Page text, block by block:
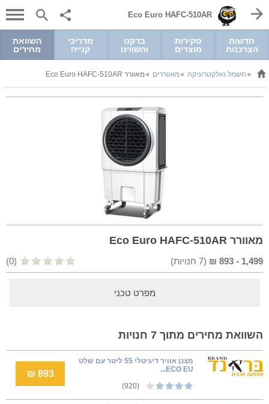
Eco Euro HAFC-510AR
חדשות
הצרכנות
סקירות
מוצרים
בדקנו
והשווינו
מדריכי
קנייה
השוואת
מחירים
> חשמל ואלקטרוניקה >מאווררים >מאוורר Eco Euro HAFC-510AR
מאוורר Eco Euro HAFC-510AR
1,499
-
893
₪
(
7 חנויות) (0)
מפרט טכני
השוואת מחירים מתוך 7 חנויות
מצנן אוויר דיגיטלי 55 ליטר עם שלט
ECO EU...
(920)
893 ₪